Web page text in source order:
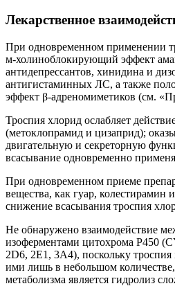
Лекарственное
При одновременном применении
м-холиноблокирующий эффект
антидепрессантов, хинидина и
антигистаминных ЛС, а также
эффект β-адреномиметиков (см.
Троспия хлорид ослабляет
(метоклопрамид и цизаприд);
двигательную и секреторную
всасывание одновременно
При одновременном приеме
вещества, как гуар, колестирамин
снижение всасывания троспия
Не обнаружено взаимодействие
изоферментами цитохрома Р450
2D6, 2Е1, 3А4), поскольку троспия
ими лишь в небольшом
метаболизма является гидролиз